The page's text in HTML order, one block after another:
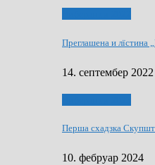
Преглашена и лїстина
14. септембер 2022
Перша схадзка
10. фебруар 2024